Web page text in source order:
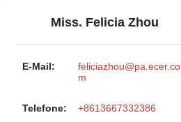
Miss. Felicia Zhou
E-Mail:
feliciazhou@pa.ecer.co
m
Telefone: +8613667332386